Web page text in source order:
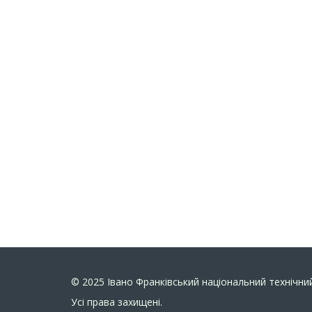
© 2025 Івано Франківський національний
Усi права захищенi.